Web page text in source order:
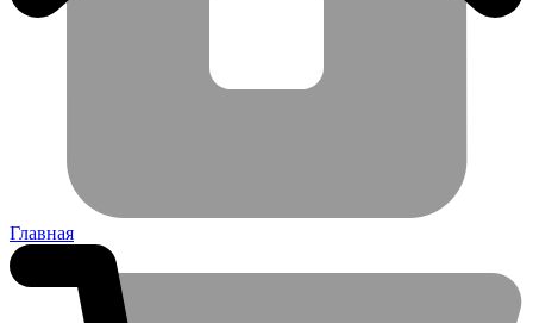
Главная